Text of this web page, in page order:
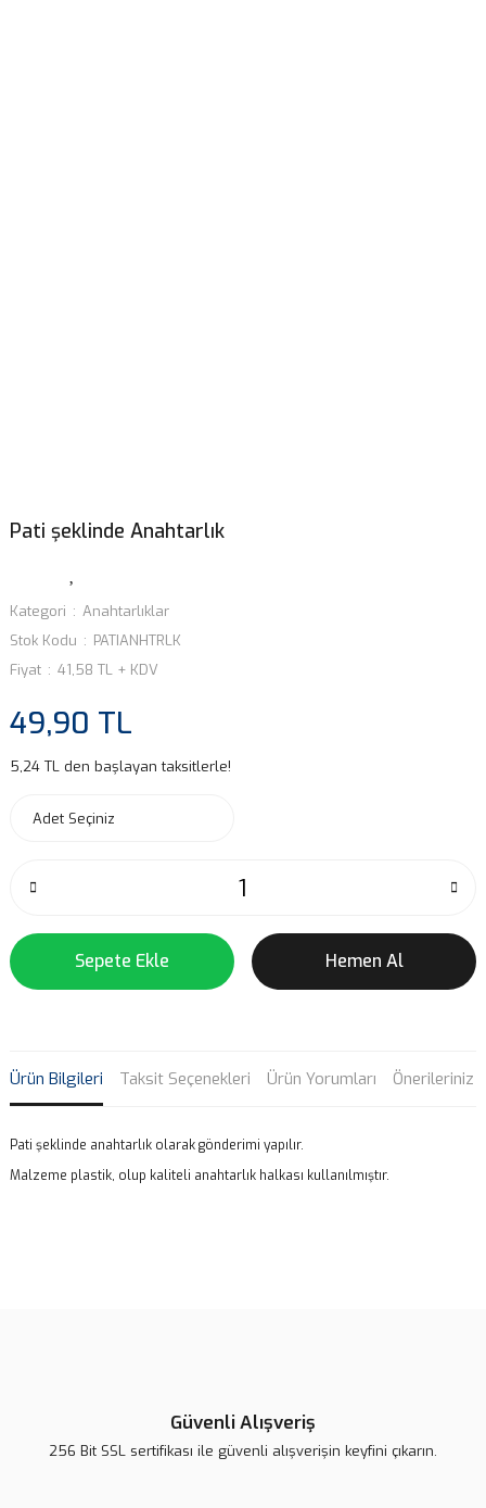
Pati şeklinde Anahtarlık
Kategori
Anahtarlıklar
Stok Kodu
PATIANHTRLK
Fiyat
41,58 TL + KDV
49,90 TL
5,24 TL den başlayan taksitlerle!
Sepete Ekle Hemen Al
Ürün Bilgileri Taksit Seçenekleri Ürün Yorumları Önerileriniz
Pati şeklinde anahtarlık olarak gönderimi yapılır.
Malzeme plastik, olup kaliteli anahtarlık halkası kullanılmıştır.
Güvenli Alışveriş
256 Bit SSL sertifikası ile güvenli alışverişin keyfini çıkarın.